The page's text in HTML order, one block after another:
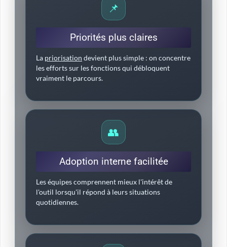
📌
Priorités plus claires
La priorisation devient plus simple : on concentre
les efforts sur les fonctions qui débloquent
vraiment le parcours.
👥
Adoption interne facilitée
Les équipes comprennent mieux l'intérêt de
l'outil lorsqu'il répond à leurs situations
quotidiennes.